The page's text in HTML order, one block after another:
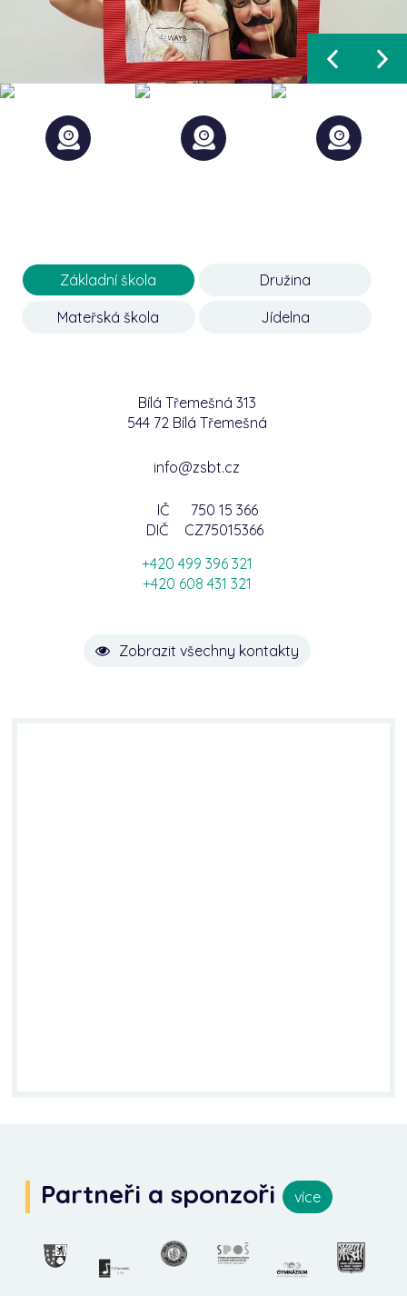
Základní škola Družina
Mateřská škola Jídelna
Bílá Třemešná 313
544 72 Bílá Třemešná
info@zsbt.cz
IČ
750 15 366
DIČ
CZ75015366
+420 499 396 321
+420 608 431 321
Zobrazit všechny kontakty
Partneři a sponzoři více